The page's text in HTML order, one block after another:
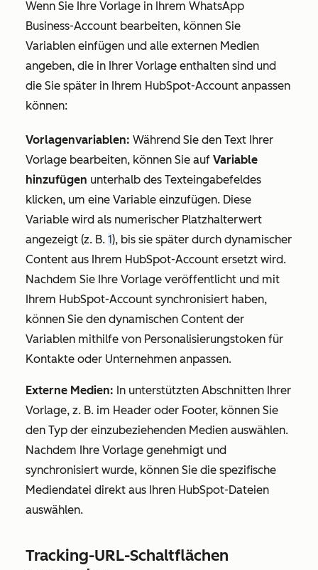
Wenn Sie Ihre Vorlage in Ihrem WhatsApp
Business-Account bearbeiten, können Sie
Variablen einfügen und alle externen Medien
angeben, die in Ihrer Vorlage enthalten sind und
die Sie später in Ihrem HubSpot-Account anpassen
können:
Vorlagenvariablen: Während Sie den Text Ihrer
Vorlage bearbeiten, können Sie auf Variable
hinzufügen unterhalb des Texteingabefeldes
klicken, um eine Variable einzufügen. Diese
Variable wird als numerischer Platzhalterwert
angezeigt (z. B. 1), bis sie später durch dynamischer
Content aus Ihrem HubSpot-Account ersetzt wird.
Nachdem Sie Ihre Vorlage veröffentlicht und mit
Ihrem HubSpot-Account synchronisiert haben,
können Sie den dynamischen Content der
Variablen mithilfe von Personalisierungstoken für
Kontakte oder Unternehmen anpassen.
Externe Medien: In unterstützten Abschnitten Ihrer
Vorlage, z. B. im Header oder Footer, können Sie
den Typ der einzubeziehenden Medien auswählen.
Nachdem Ihre Vorlage genehmigt und
synchronisiert wurde, können Sie die spezifische
Mediendatei direkt aus Ihren HubSpot-Dateien
auswählen.
Tracking-URL-Schaltflächen